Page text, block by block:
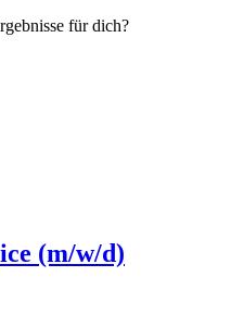
für dich?
(m/w/d)